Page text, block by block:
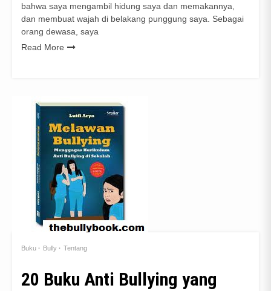
bahwa saya mengambil hidung saya dan memakannya,
dan membuat wajah di belakang punggung saya. Sebagai
orang dewasa, saya
Read More
Buku Bully Tentang
20 Buku Anti Bullying yang